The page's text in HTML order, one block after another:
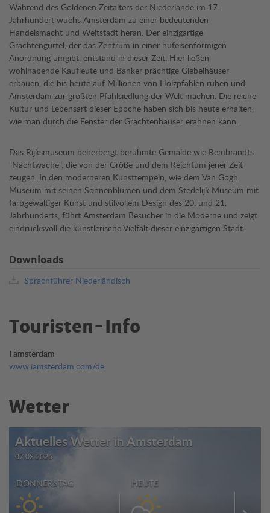
Während des Goldenen Zeitalters der Niederlande im 17.
Jahrhundert wuchs Amsterdam zu einer bedeutenden
Handelsmacht und Weltstadt heran. Der einzigartige
Grachtengürtel, der das Zentrum in einer hufeisenförmigen
Anordnung umgibt, entstand in dieser Zeit. Hier ließen
wohlhabende Kaufleute und Banker prächtige Giebelhäuser
erbauen, die bis heute auf Millionen von Holzpfählen ruhen und
Amsterdam zur größten Pfahlsiedlung der Welt machen. Die reiche
Kultur und Lebensart dieser Epoche haben sich bis heute erhalten,
wie man durch die Fenster der Grachtenhäuser erahnen kann.
Das Rijksmuseum beherbergt berühmte Gemälde wie Rembrandts
"Nachtwache", die von der Größe und dem Reichtum jener Zeit
zeugen. In den moderneren Kunsttempeln, wie dem Van Gogh
Museum mit seinen Sonnenblumen und dem Stedelijk Museum mit
farbgewaltiger Kunst und stilvollem Design des 20. und 21.
Jahrhunderts, führt Amsterdam Besucher in die Moderne und zeigt
eindrucksvoll die künstlerische Vielfalt dieser einzigartigen Stadt.
Downloads
Sprachführer Niederländisch
Touristen-Info
I amsterdam
www.iamsterdam.com/de
Wetter
Aktuelles Wetter in Amsterdam
07.08.2026
DONNERSTAG HEUTE